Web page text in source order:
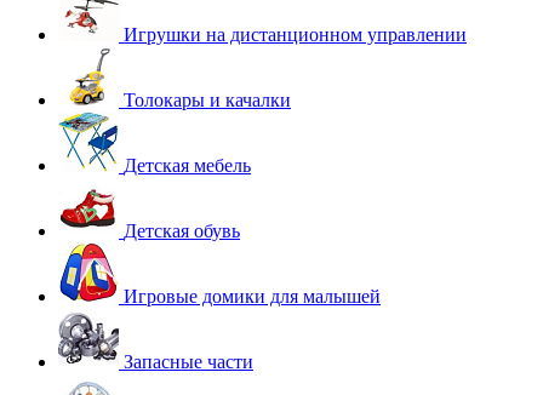
Игрушки на дистанционном управлении
Толокары и качалки
Детская мебель
Детская обувь
Игровые домики для малышей
Запасные части